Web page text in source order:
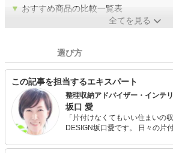
▼ おすすめ商品の比較一覧表
全てを見る
選び方
この記事を担当するエキスパート
整理収納アドバイザー・インテ
坂口 愛
「片付けなくてもいい住まいの
DESIGN坂口愛です。 日々の片付けに追われることがない
現」をコンセプトに独自のロジ